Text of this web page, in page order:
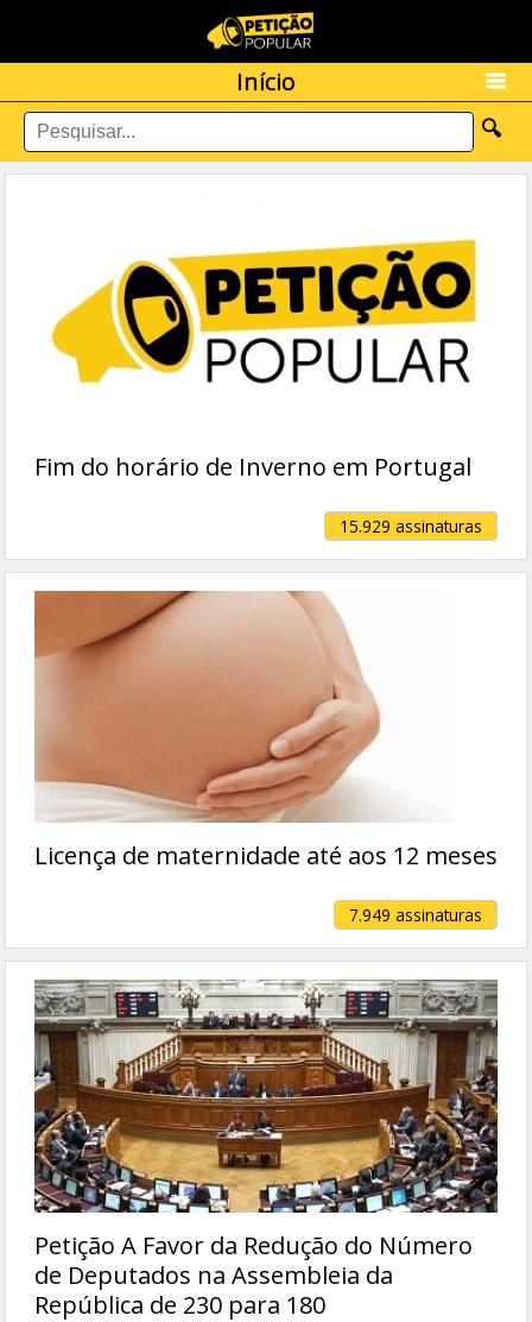
Início
🔍
Fim do horário de Inverno em Portugal
15.929 assinaturas
Licença de maternidade até aos 12 meses
7.949 assinaturas
Petição A Favor da Redução do Número
de Deputados na Assembleia da
República de 230 para 180